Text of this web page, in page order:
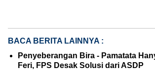
BACA BERITA LAINNYA :
Penyeberangan Bira - Pamatata
Feri, FPS Desak Solusi dari ASDP